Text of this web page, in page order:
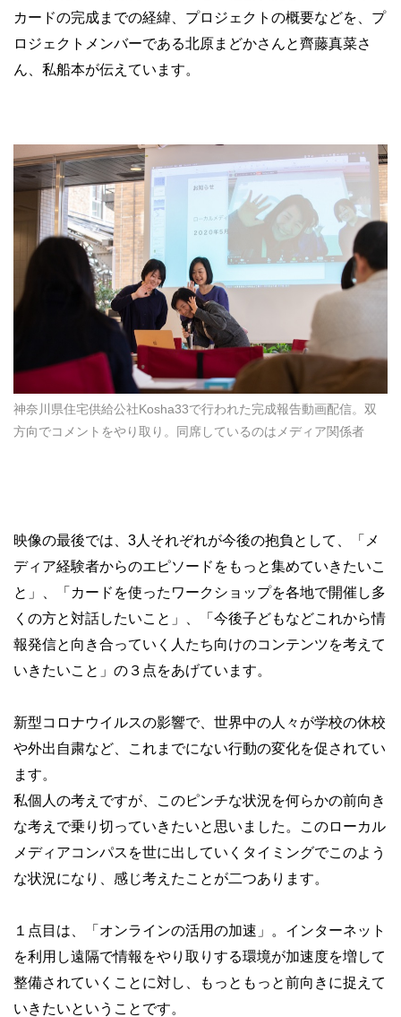
カードの完成までの経緯、プロジェクトの概要などを、プ
ロジェクトメンバーである北原まどかさんと齊藤真菜さ
ん、私船本が伝えています。
神奈川県住宅供給公社Kosha33で行われた完成報告動画配信。双
方向でコメントをやり取り。同席しているのはメディア関係者
映像の最後では、3人それぞれが今後の抱負として、「メ
ディア経験者からのエピソードをもっと集めていきたいこ
と」、「カードを使ったワークショップを各地で開催し多
くの方と対話したいこと」、「今後子どもなどこれから情
報発信と向き合っていく人たち向けのコンテンツを考えて
いきたいこと」の３点をあげています。
新型コロナウイルスの影響で、世界中の人々が学校の休校
や外出自粛など、これまでにない行動の変化を促されてい
ます。
私個人の考えですが、このピンチな状況を何らかの前向き
な考えで乗り切っていきたいと思いました。このローカル
メディアコンパスを世に出していくタイミングでこのよう
な状況になり、感じ考えたことが二つあります。
１点目は、「オンラインの活用の加速」。インターネット
を利用し遠隔で情報をやり取りする環境が加速度を増して
整備されていくことに対し、もっともっと前向きに捉えて
いきたいということです。